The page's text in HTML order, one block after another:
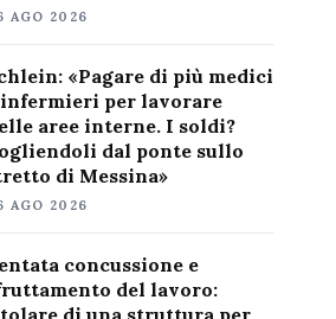
AGO 2026
«Pagare di più medici
infermieri per lavorare
aree interne. I soldi?
dal ponte sullo
di Messina»
AGO 2026
concussione e
del lavoro:
di una struttura per